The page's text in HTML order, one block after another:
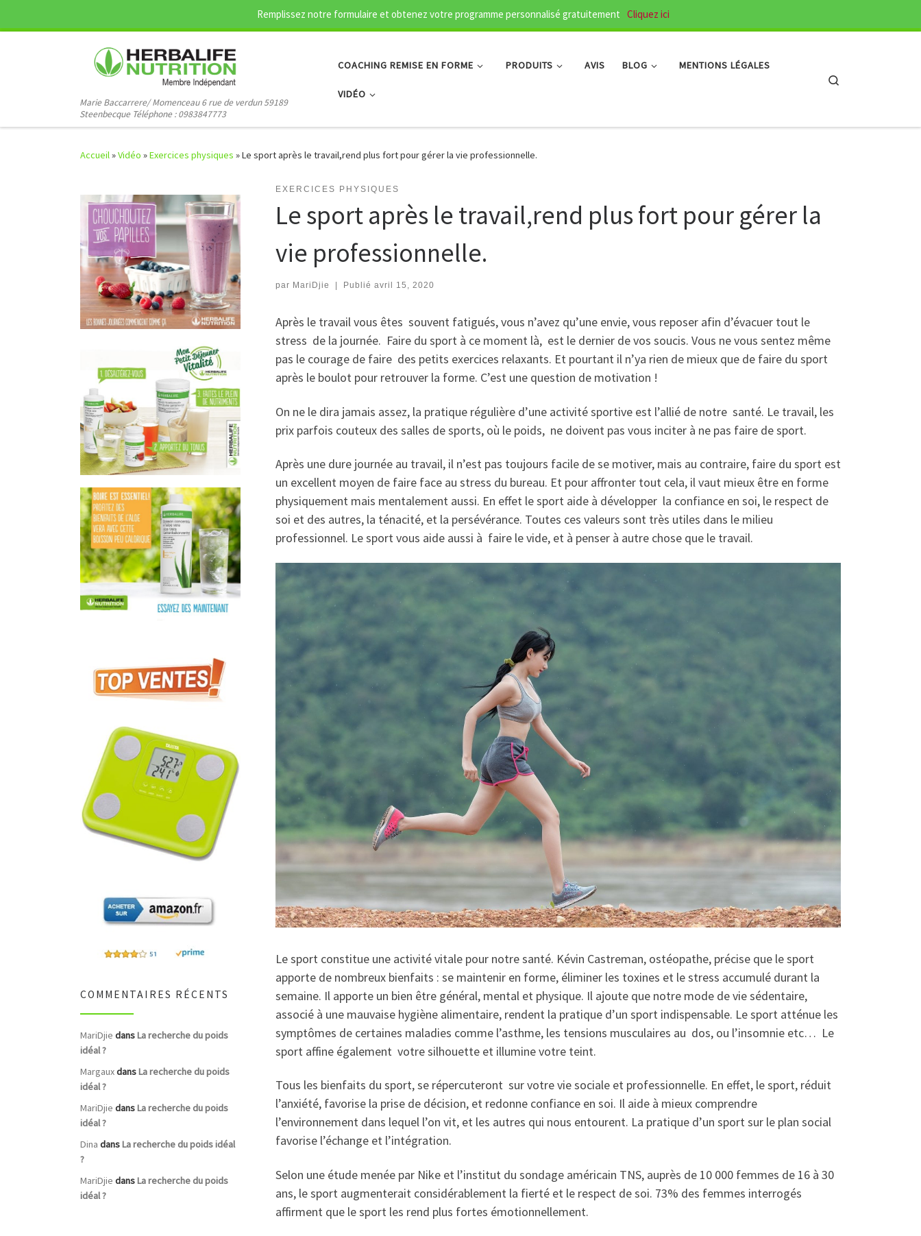
Marie Baccarrere/ Momenceau 6 rue de verdun 59189
Steenbecque Téléphone : 0983847773
COACHING REMISE EN FORME PRODUITS AVIS BLOG MENTIONS LÉGALES
VIDÉO
Accueil »Vidéo »Exercices physiques »Le sport après le travail,rend plus fort pour gérer la vie professionnelle.
EXERCICES PHYSIQUES
Le sport après le travail,rend plus fort pour gérer la
vie professionnelle.
par MariDjie Publié avril 15, 2020
Après le travail vous êtes souvent fatigués, vous n’avez qu’une envie, vous reposer afin d’évacuer tout le
stress de la journée. Faire du sport à ce moment là, est le dernier de vos soucis. Vous ne vous sentez même
pas le courage de faire des petits exercices relaxants. Et pourtant il n’ya rien de mieux que de faire du sport
après le boulot pour retrouver la forme. C’est une question de motivation !
On ne le dira jamais assez, la pratique régulière d’une activité sportive est l’allié de notre santé. Le travail, les
prix parfois couteux des salles de sports, où le poids, ne doivent pas vous inciter à ne pas faire de sport.
Après une dure journée au travail, il n’est pas toujours facile de se motiver, mais au contraire, faire du sport est
un excellent moyen de faire face au stress du bureau. Et pour affronter tout cela, il vaut mieux être en forme
physiquement mais mentalement aussi. En effet le sport aide à développer la confiance en soi, le respect de
soi et des autres, la ténacité, et la persévérance. Toutes ces valeurs sont très utiles dans le milieu
professionnel. Le sport vous aide aussi à faire le vide, et à penser à autre chose que le travail.
Le sport constitue une activité vitale pour notre santé. Kévin Castreman, ostéopathe, précise que le sport
apporte de nombreux bienfaits : se maintenir en forme, éliminer les toxines et le stress accumulé durant la
semaine. Il apporte un bien être général, mental et physique. Il ajoute que notre mode de vie sédentaire,
associé à une mauvaise hygiène alimentaire, rendent la pratique d’un sport indispensable. Le sport atténue les
symptômes de certaines maladies comme l’asthme, les tensions musculaires au dos, ou l’insomnie etc… Le
sport affine également votre silhouette et illumine votre teint.
Tous les bienfaits du sport, se répercuteront sur votre vie sociale et professionnelle. En effet, le sport, réduit
l’anxiété, favorise la prise de décision, et redonne confiance en soi. Il aide à mieux comprendre
l’environnement dans lequel l’on vit, et les autres qui nous entourent. La pratique d’un sport sur le plan social
favorise l’échange et l’intégration.
Selon une étude menée par Nike et l’institut du sondage américain TNS, auprès de 10 000 femmes de 16 à 30
ans, le sport augmenterait considérablement la fierté et le respect de soi. 73% des femmes interrogés
affirment que le sport les rend plus fortes émotionnellement.
COMMENTAIRES RÉCENTS
MariDjie dansLa recherche du poids
idéal ?
MargauxdansLa recherche du poids
idéal ?
MariDjie dansLa recherche du poids
idéal ?
Dina dansLa recherche du poids idéal
?
MariDjie dansLa recherche du poids
idéal ?
Remplissez notre formulaire et obtenez votre programme personnalisé gratuitement Cliquez ici